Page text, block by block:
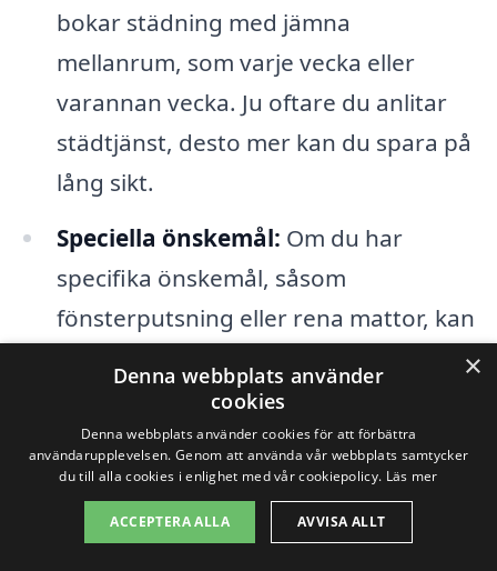
bokar städning med jämna
mellanrum, som varje vecka eller
varannan vecka. Ju oftare du anlitar
städtjänst, desto mer kan du spara på
lång sikt.
Speciella önskemål: Om du har
specifika önskemål, såsom
fönsterputsning eller rena mattor, kan
dessa tillägg påverka det totala priset
för din hemstädning.
Erfarenhet och renommé:Priserna
kan också variera beroende på
städföretagets erfarenhet och rykte.
×
Denna webbplats använder
cookies
Denna webbplats använder cookies för att förbättra
användarupplevelsen. Genom att använda vår webbplats samtycker
du till alla cookies i enlighet med vår cookiepolicy. Läs mer
ACCEPTERA ALLA AVVISA ALLT